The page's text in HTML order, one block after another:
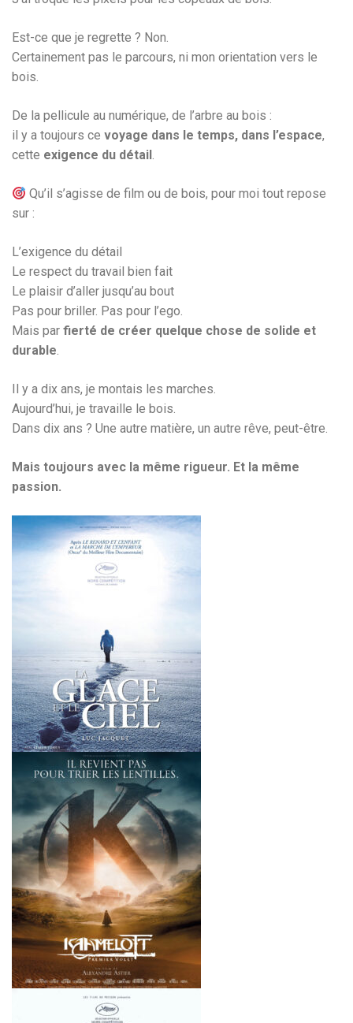
Est-ce que je regrette ? Non.
Certainement pas le parcours, ni mon orientation vers le
bois.
De la pellicule au numérique, de l’arbre au bois :
il y a toujours ce voyage dans le temps, dans l’espace,
cette exigence du détail.
Qu’il s’agisse de film ou de bois, pour moi tout repose
sur :
L’exigence du détail
Le respect du travail bien fait
Le plaisir d’aller jusqu’au bout
Pas pour briller. Pas pour l’ego.
Mais par fierté de créer quelque chose de solide et
durable.
Il y a dix ans, je montais les marches.
Aujourd’hui, je travaille le bois.
Dans dix ans ? Une autre matière, un autre rêve, peut-être.
Mais toujours avec la même rigueur. Et la même
passion.